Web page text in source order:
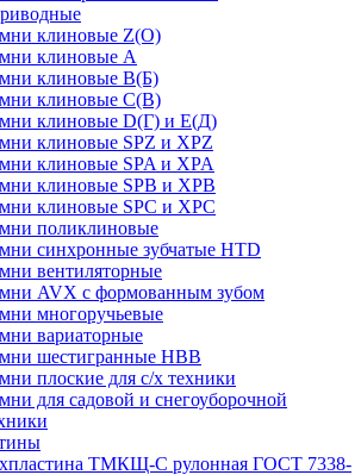
клиновые Z(О)
клиновые А
клиновые В(Б)
клиновые С(В)
клиновые D(Г) и Е(Д)
клиновые SPZ и XPZ
клиновые SPA и XPA
клиновые SPB и XPB
клиновые SPC и XPC
поликлиновые
синхронные зубчатые HTD
вентиляторные
AVX с формованным зубом
многоручьевые
вариаторные
шестигранные HBB
плоские для с/х техники
для садовой и снегоуборочной
ТМКЩ-С рулонная ГОСТ 7338-